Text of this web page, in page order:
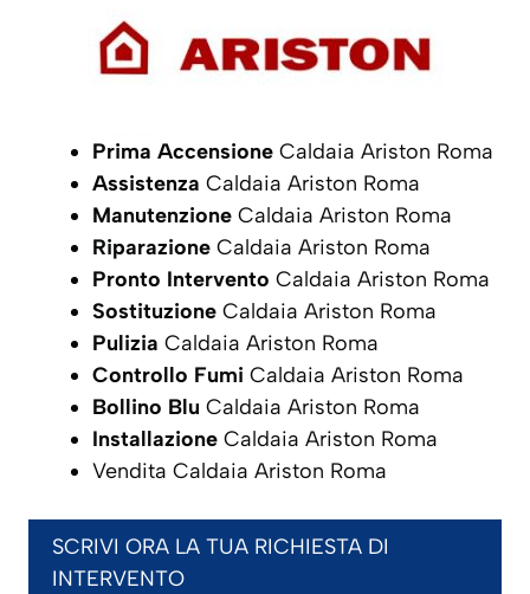
Prima Accensione Caldaia Ariston Roma
Assistenza Caldaia Ariston Roma
Manutenzione Caldaia Ariston Roma
Riparazione Caldaia Ariston Roma
Pronto Intervento Caldaia Ariston Roma
Sostituzione Caldaia Ariston Roma
Pulizia Caldaia Ariston Roma
Controllo Fumi Caldaia Ariston Roma
Bollino Blu Caldaia Ariston Roma
Installazione Caldaia Ariston Roma
Vendita Caldaia Ariston Roma
SCRIVI ORA LA TUA RICHIESTA DI
INTERVENTO